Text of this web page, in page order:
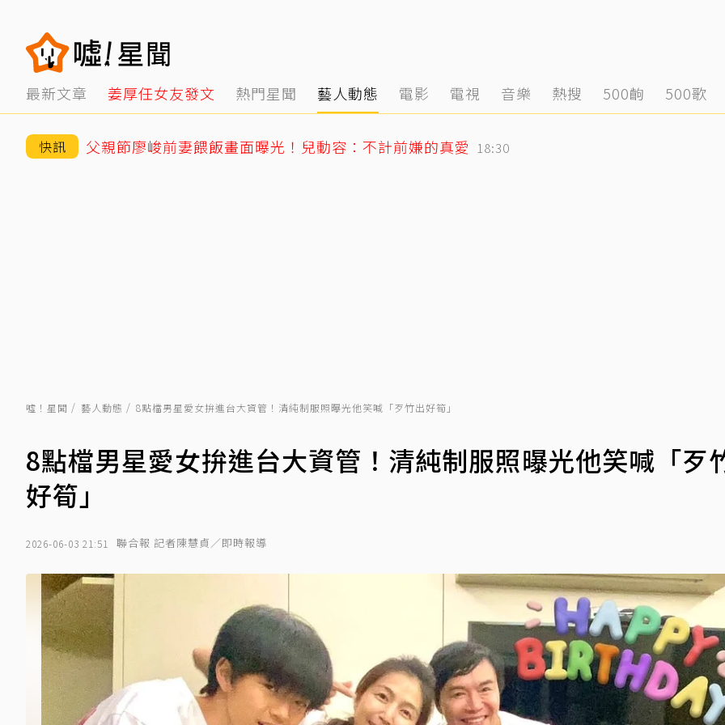
最新文章 姜厚任女友發文 熱門星聞 藝人動態 電影 電視 音樂 熱搜 500齣 500歌
快訊 父親節廖峻前妻餵飯畫面曝光！兒動容：不計前嫌的真愛 18:30
噓！星聞 藝人動態 8點檔男星愛女拚進台大資管！清純制服照曝光他笑喊「歹竹出好筍」
8點檔男星愛女拚進台大資管！清純制服照曝光他笑喊「歹
好筍」
2026-06-03 21:51 聯合報 記者陳慧貞／即時報導